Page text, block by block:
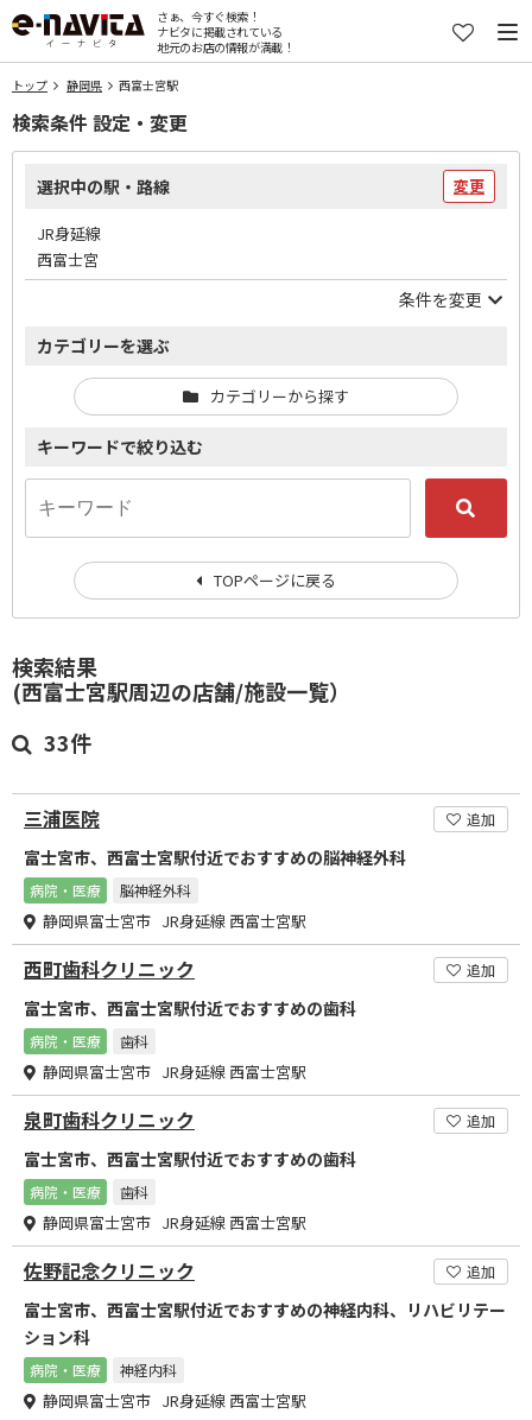
さぁ、今すぐ検索！
ナビタに掲載されている
地元のお店の情報が満載！
トップ 静岡県 西富士宮駅
検索結果
(西富士宮駅周辺の店舗/施設一覧）
33件
三浦医院 追加
富士宮市、西富士宮駅付近でおすすめの脳神経外科
病院・医療 脳神経外科
静岡県富士宮市 JR身延線 西富士宮駅
西町歯科クリニック 追加
富士宮市、西富士宮駅付近でおすすめの歯科
病院・医療 歯科
静岡県富士宮市 JR身延線 西富士宮駅
泉町歯科クリニック 追加
富士宮市、西富士宮駅付近でおすすめの歯科
病院・医療 歯科
静岡県富士宮市 JR身延線 西富士宮駅
佐野記念クリニック 追加
富士宮市、西富士宮駅付近でおすすめの神経内科、リハビリテー
ション科
病院・医療 神経内科
静岡県富士宮市 JR身延線 西富士宮駅
検索条件 設定・変更
選択中の駅・路線 変更
JR身延線
西富士宮
条件を変更
カテゴリーを選ぶ
カテゴリーから探す
キーワードで絞り込む
TOPページに戻る